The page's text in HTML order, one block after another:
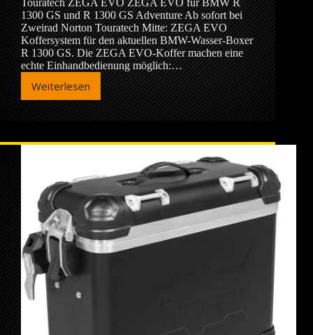
Touratech ZEGA EVO ZEGA EVO für BMW R
1300 GS und R 1300 GS Adventure Ab sofort bei
Zweirad Norton Touratech Mitte: ZEGA EVO
Koffersystem für den aktuellen BMW-Wasser-Boxer
R 1300 GS. Die ZEGA EVO-Koffer machen eine
echte Einhandbedienung möglich:…
Weiterlesen
Touratech
EVO